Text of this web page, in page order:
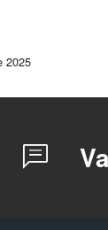
2025